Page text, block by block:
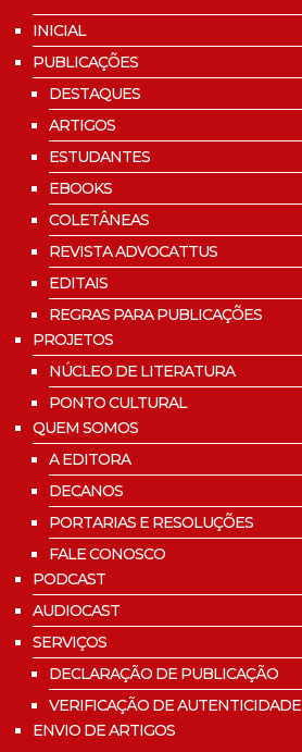
INICIAL
PUBLICAÇÕES
DESTAQUES
ARTIGOS
ESTUDANTES
EBOOKS
COLETÂNEAS
REVISTA ADVOCATTUS
EDITAIS
REGRAS PARA PUBLICAÇÕES
PROJETOS
NÚCLEO DE LITERATURA
PONTO CULTURAL
QUEM SOMOS
A EDITORA
DECANOS
PORTARIAS E RESOLUÇÕES
FALE CONOSCO
PODCAST
AUDIOCAST
SERVIÇOS
DECLARAÇÃO DE PUBLICAÇÃO
VERIFICAÇÃO DE AUTENTICIDADE
ENVIO DE ARTIGOS